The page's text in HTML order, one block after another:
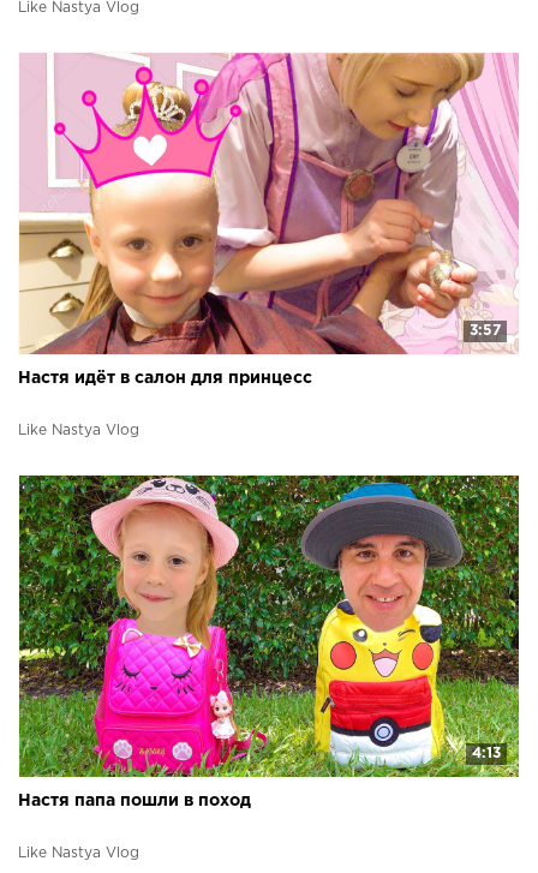
Like Nastya Vlog
3:57
Настя идёт в салон для принцесс
Like Nastya Vlog
4:13
Настя папа пошли в поход
Like Nastya Vlog